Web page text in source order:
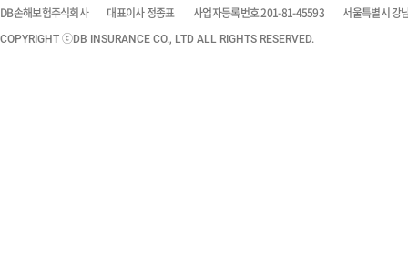
DB손해보험주식회사 대표이사 정종표 사업자등록번호 201-81-45593 서울특별시 강
COPYRIGHT ⓒDB INSURANCE CO., LTD ALL RIGHTS RESERVED.